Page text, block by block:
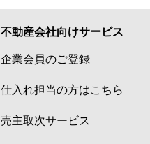
不動産会社向けサービス
企業会員のご登録
仕入れ担当の方はこちら
売主取次サービス